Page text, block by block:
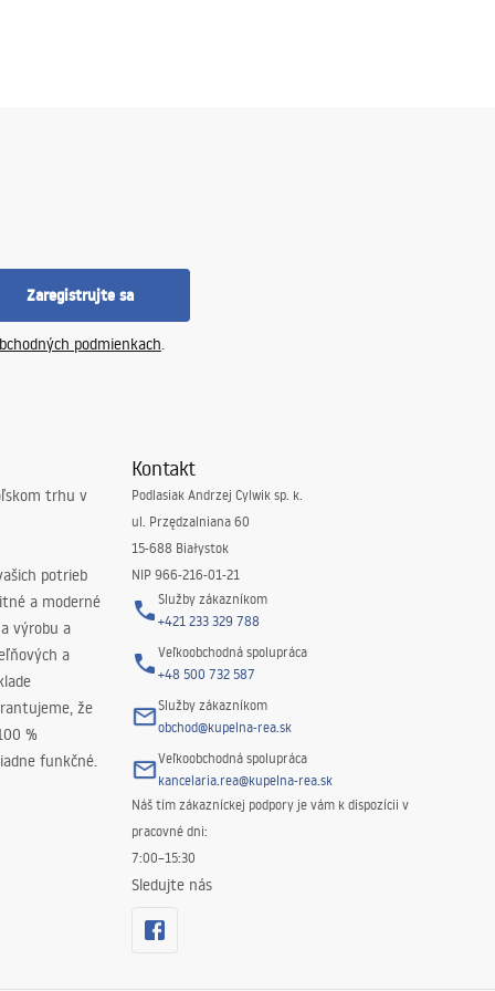
Zaregistrujte sa
podmienkach.
trhu v
potrieb
a moderné
výrobu a
a
že
%
funkčné.
Kontakt
Podlasiak Andrzej Cylwik sp. k.
ul. Przędzalniana 60
15-688 Białystok
NIP 966-216-01-21
Služby zákazníkom
+421 233 329 788
Veľkoobchodná spolupráca
+48 500 732 587
Služby zákazníkom
obchod@kupelna-rea.sk
Veľkoobchodná spolupráca
kancelaria.rea@kupelna-rea.sk
Náš tím zákazníckej podpory je vám k dispozícii v
pracovné dni:
7:00–15:30
Sledujte nás